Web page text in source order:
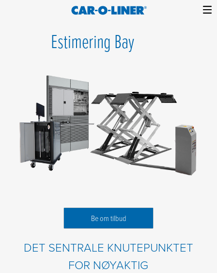
Car-
O-
Liner
Collision
Equipment
Estimering Bay
Be om tilbud
DET SENTRALE KNUTEPUNKTET
FOR NØYAKTIG